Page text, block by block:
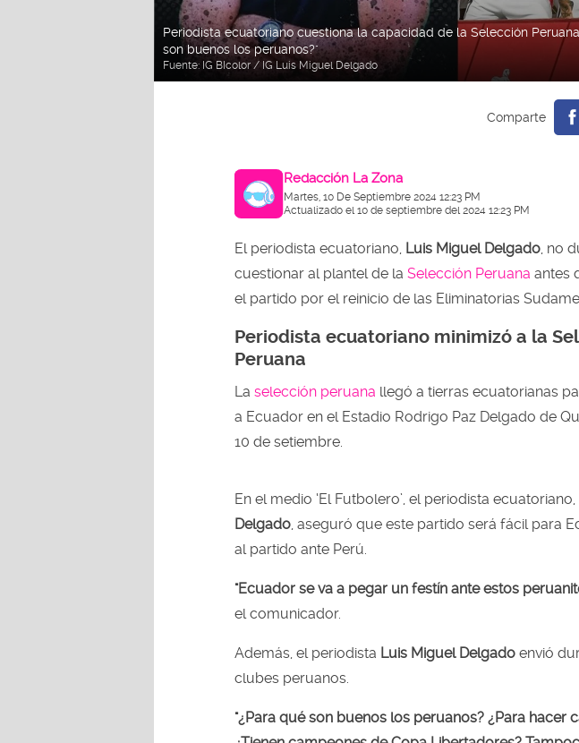
Periodista ecuatoriano cuestiona la capacidad de la Selección
son buenos los peruanos?"
Fuente: IG BIcolor / IG Luis Miguel Delgado
Redacción La Zona
Martes, 10 De Septiembre 2024 12:23 PM
Actualizado el 10 de septiembre del 2024 12:23 PM
El periodista ecuatoriano, Luis Miguel Delgado , no
cuestionar al plantel de la Selección Peruana antes
el partido por el reinicio de las Eliminatorias
Periodista ecuatoriano minimizó a la
Peruana
La selección peruana llegó a tierras ecuatorianas
a Ecuador en el Estadio Rodrigo Paz Delgado de
10 de setiembre.
En el medio ‘El Futbolero’, el periodista ecuatoriano,
Delgado , aseguró que este partido será fácil para
al partido ante Perú.
"Ecuador se va a pegar un festín ante estos
el comunicador.
Además, el periodista Luis Miguel Delgado envió
clubes peruanos.
"¿Para qué son buenos los peruanos? ¿Para hacer